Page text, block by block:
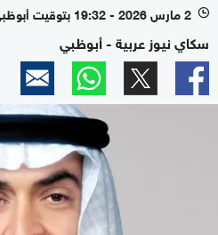
l 2 مارس 2026 - 19:32 بتوقيت أبوظبي
سكاي نيوز عربية - أبوظبي